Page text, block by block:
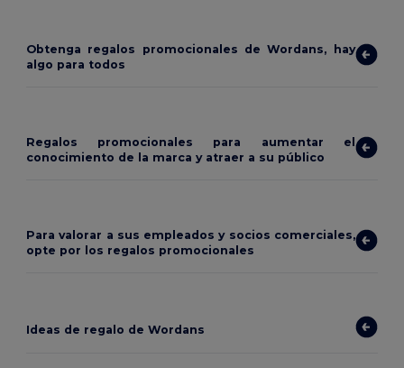
Obtenga regalos promocionales de Wordans, hay
algo para todos
Regalos promocionales para aumentar el
conocimiento de la marca y atraer a su público
Para valorar a sus empleados y socios comerciales,
opte por los regalos promocionales
Ideas de regalo de Wordans